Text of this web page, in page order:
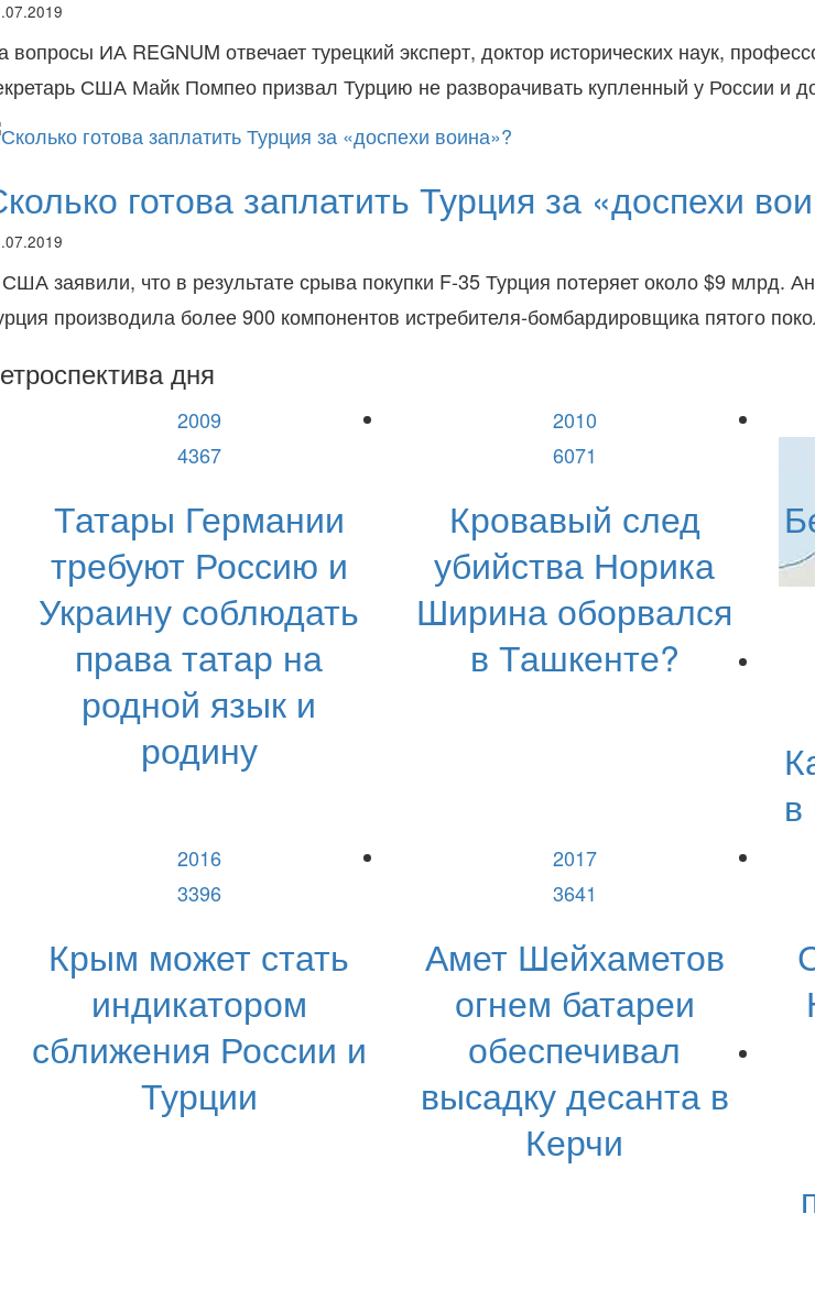
вопросы ИА REGNUM отвечает турецкий эксперт, доктор исторических наук,
США Майк Помпео призвал Турцию не разворачивать купленный у России и
готова заплатить Турция за «доспехи
заявили, что в результате срыва покупки F-35 Турция потеряет около $9 млрд.
производила более 900 компонентов истребителя-бомбардировщика пятого
дня
2009
4367
Татары Германии
требуют Россию и
Украину соблюдать
права татар на
родной язык и
родину
2010
6071
Кровавый след
убийства Норика
Ширина оборвался
в Ташкенте?
2016
3396
Крым может стать
индикатором
сближения России и
Турции
2017
3641
Амет Шейхаметов
огнем батареи
обеспечивал
высадку десанта в
Керчи